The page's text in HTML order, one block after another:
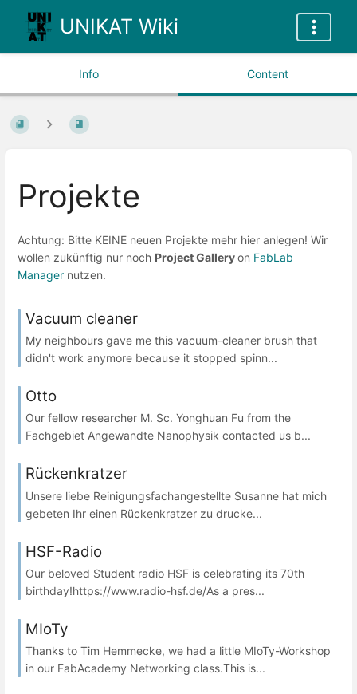
UNIKAT Wiki
Info Content
Projekte
Achtung: Bitte KEINE neuen Projekte mehr hier anlegen! Wir
wollen zukünftig nur noch Project Galleryon FabLab
Manager nutzen.
Vacuum cleaner
My neighbours gave me this vacuum-cleaner brush that
didn't work anymore because it stopped spinn...
Otto
Our fellow researcher M. Sc. Yonghuan Fu from the
Fachgebiet Angewandte Nanophysik contacted us b...
Rückenkratzer
Unsere liebe Reinigungsfachangestellte Susanne hat mich
gebeten Ihr einen Rückenkratzer zu drucke...
HSF-Radio
Our beloved Student radio HSF is celebrating its 70th
birthday!https://www.radio-hsf.de/As a pres...
MIoTy
Thanks to Tim Hemmecke, we had a little MIoTy-Workshop
in our FabAcademy Networking class.This is...